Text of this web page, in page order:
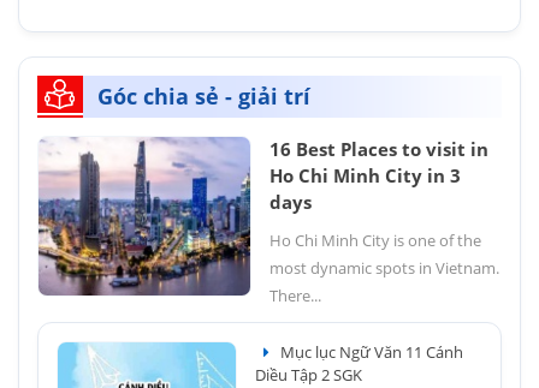
Góc chia sẻ - giải trí
16 Best Places to visit in
Ho Chi Minh City in 3
days
Ho Chi Minh City is one of the
most dynamic spots in Vietnam.
There...
Mục lục Ngữ Văn 11 Cánh
Diều Tập 2 SGK